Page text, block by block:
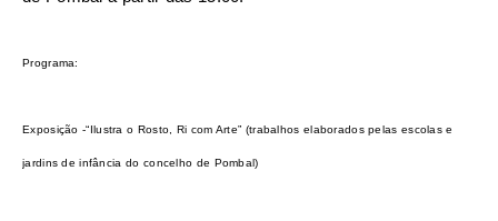
Programa:
Exposição -“Ilustra o Rosto, Ri com Arte” (trabalhos elaborados pelas escolas e
jardins de infância do concelho de Pombal)